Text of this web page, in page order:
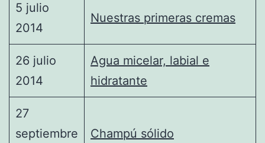
5 julio
2014
Nuestras primeras cremas
26 julio
2014
Agua micelar, labial e
hidratante
27
septiembre
Champú sólido